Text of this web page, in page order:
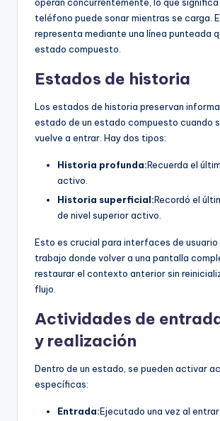
teléfono puede sonar mientras se carga.
representa mediante una línea punteada
estado compuesto.
Estados de historia
Los estados de historia preservan
estado de un estado compuesto cuando
vuelve a entrar. Hay dos tipos:
Historia profunda:Recuerda el
activo.
Historia superficial:Recordó el
de nivel superior activo.
Esto es crucial para interfaces de usuario
trabajo donde volver a una pantalla
restaurar el contexto anterior sin
flujo.
Actividades de
y realización
Dentro de un estado, se pueden activar
específicas:
Entrada:Ejecutado una vez al